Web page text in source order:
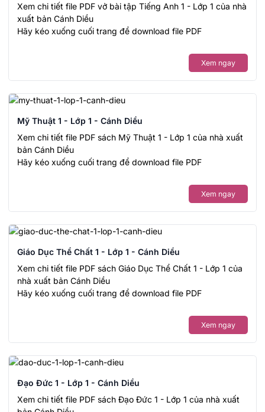
Xem chi tiết file PDF vở bài tập Tiếng Anh 1 - Lớp 1 của nhà
xuất bản Cánh Diều
Hãy kéo xuống cuối trang để download file PDF
Xem ngay
Mỹ Thuật 1 - Lớp 1 - Cánh Diều
Xem chi tiết file PDF sách Mỹ Thuật 1 - Lớp 1 của nhà xuất
bản Cánh Diều
Hãy kéo xuống cuối trang để download file PDF
Xem ngay
Giáo Dục Thể Chất 1 - Lớp 1 - Cánh Diều
Xem chi tiết file PDF sách Giáo Dục Thể Chất 1 - Lớp 1 của
nhà xuất bản Cánh Diều
Hãy kéo xuống cuối trang để download file PDF
Xem ngay
Đạo Đức 1 - Lớp 1 - Cánh Diều
Xem chi tiết file PDF sách Đạo Đức 1 - Lớp 1 của nhà xuất